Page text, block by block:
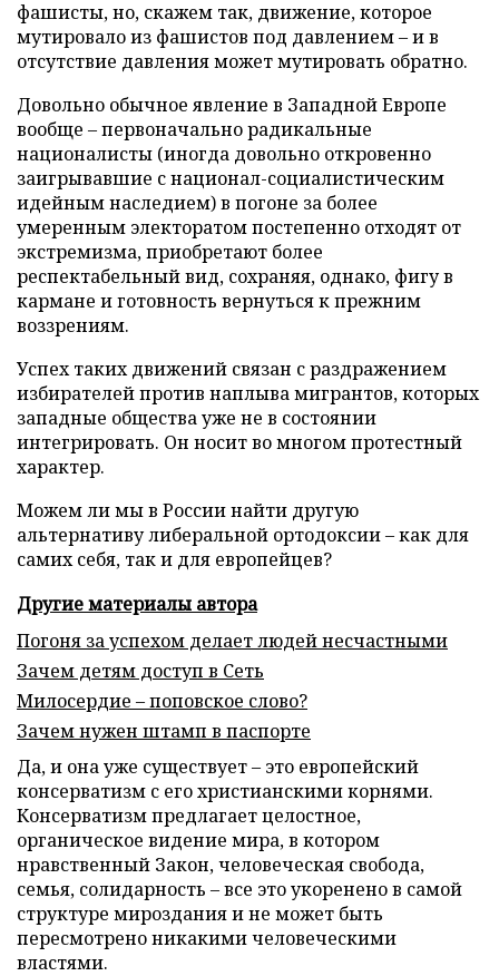
фашисты, но, скажем так, движение, которое
мутировало из фашистов под давлением – и в
отсутствие давления может мутировать обратно.
Довольно обычное явление в Западной Европе
вообще – первоначально радикальные
националисты (иногда довольно откровенно
заигрывавшие с национал-социалистическим
идейным наследием) в погоне за более
умеренным электоратом постепенно отходят от
экстремизма, приобретают более
респектабельный вид, сохраняя, однако, фигу в
кармане и готовность вернуться к прежним
воззрениям.
Успех таких движений связан с раздражением
избирателей против наплыва мигрантов, которых
западные общества уже не в состоянии
интегрировать. Он носит во многом протестный
характер.
Можем ли мы в России найти другую
альтернативу либеральной ортодоксии – как для
самих себя, так и для европейцев?
Другие материалы автора
Погоня за успехом делает людей несчастными
Зачем детям доступ в Сеть
Милосердие – поповское слово?
Зачем нужен штамп в паспорте
Да, и она уже существует – это европейский
консерватизм с его христианскими корнями.
Консерватизм предлагает целостное,
органическое видение мира, в котором
нравственный Закон, человеческая свобода,
семья, солидарность – все это укоренено в самой
структуре мироздания и не может быть
пересмотрено никакими человеческими
властями.